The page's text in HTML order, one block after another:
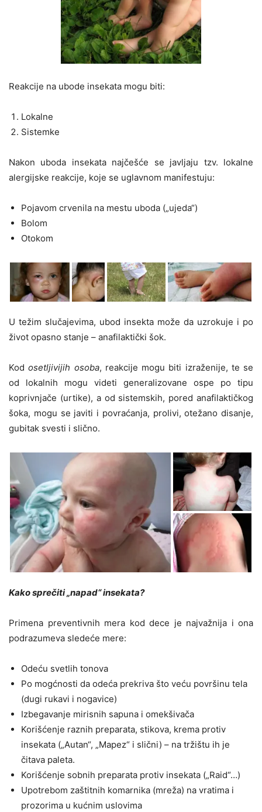
Reakcije na ubode insekata mogu biti:
Lokalne
Sistemke
Nakon uboda insekata najčešće se javljaju tzv. lokalne
alergijske reakcije, koje se uglavnom manifestuju:
Pojavom crvenila na mestu uboda („ujeda“)
Bolom
Otokom
U težim slučajevima, ubod insekta može da uzrokuje i po
život opasno stanje – anafilaktički šok.
Kodosetljivijih osoba, reakcije mogu biti izraženije, te se
od lokalnih mogu videti generalizovane ospe po tipu
koprivnjače (urtike), a od sistemskih, pored anafilaktičkog
šoka, mogu se javiti i povraćanja, prolivi, otežano disanje,
gubitak svesti i slično.
Kako sprečiti „napad“ insekata?
Primena preventivnih mera kod dece je najvažnija i ona
podrazumeva sledeće mere:
Odeću svetlih tonova
Po mogćnosti da odeća prekriva što veću površinu tela
(dugi rukavi i nogavice)
Izbegavanje mirisnih sapuna i omekšivača
Korišćenje raznih preparata, stikova, krema protiv
insekata („Autan“, „Mapez“ i slični) – na tržištu ih je
čitava paleta.
Korišćenje sobnih preparata protiv insekata („Raid“…)
Upotrebom zaštitnih komarnika (mreža) na vratima i
prozorima u kućnim uslovima